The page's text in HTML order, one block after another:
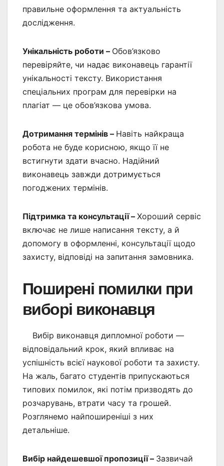
правильне оформлення та актуальність
дослідження.
Унікальність роботи – Обов’язково
перевіряйте, чи надає виконавець гарантії
унікальності тексту. Використання
спеціальних програм для перевірки на
плагіат — це обов’язкова умова.
Дотримання термінів – Навіть найкраща
робота не буде корисною, якщо її не
встигнути здати вчасно. Надійний
виконавець завжди дотримується
погоджених термінів.
Підтримка та консультації – Хороший сервіс
включає не лише написання тексту, а й
допомогу в оформленні, консультації щодо
захисту, відповіді на запитання замовника.
Поширені помилки при
виборі виконавця
Вибір виконавця дипломної роботи —
відповідальний крок, який впливає на
успішність всієї наукової роботи та захисту.
На жаль, багато студентів припускаються
типових помилок, які потім призводять до
розчарувань, втрати часу та грошей.
Розглянемо найпоширеніші з них
детальніше.
Вибір найдешевшої пропозиції – Зазвичай